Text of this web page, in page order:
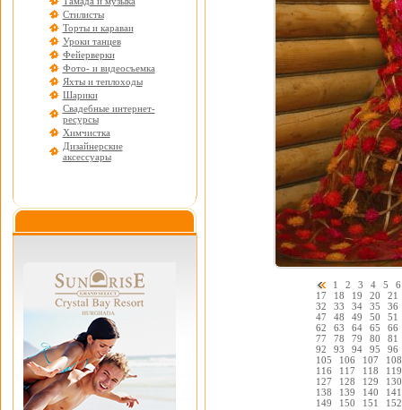
Стилисты
Торты и караваи
Уроки танцев
Фейерверки
Фото- и видеосъемка
Яхты и теплоходы
Шарики
Свадебные интернет-
ресурсы
Химчистка
Дизайнерские
аксессуары
1 2 3 4 5
6
17
18 19 20
21
32
33 34 35
36
47
48 49 50
51
62
63 64 65
66
77
78 79 80
81
92
93 94 95
96
105
106 107
108
116
117 118
119
127
128 129
130
138
139 140
141
149
150 151
152